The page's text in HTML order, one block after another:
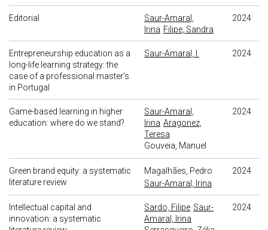
Editorial
Saur-Amaral,
Irina Filipe, Sandra
2024
Entrepreneurship education as a
long-life learning strategy: the
case of a professional master's
in Portugal
Saur-Amaral, I. 2024
Game-based learning in higher
education: where do we stand?
Saur-Amaral,
Irina Aragonez,
Teresa
Gouveia, Manuel
2024
Green brand equity: a systematic
literature review
Magalhães, Pedro
Saur-Amaral, Irina
2024
Intellectual capital and
innovation: a systematic
Sardo, Filipe Saur-
Amaral, Irina
2024